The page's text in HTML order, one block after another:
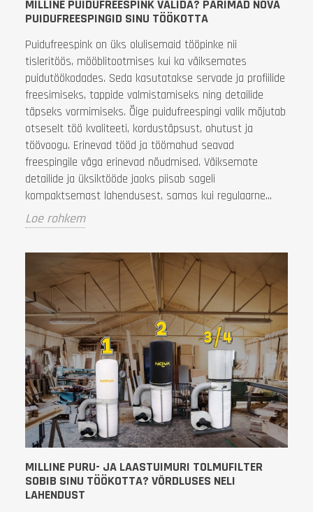
MILLINE PUIDUFREESPINK VALIDA? PARIMAD NOVA
PUIDUFREESPINGID SINU TÖÖKOTTA
Puidufreespink on üks olulisemaid tööpinke nii
tisleritöös, mööblitootmises kui ka väiksemates
puidutöökodades. Seda kasutatakse servade ja profiilide
freesimiseks, tappide valmistamiseks ning detailide
täpseks vormimiseks. Õige puidufreespingi valik mõjutab
otseselt töö kvaliteeti, kordustäpsust, ohutust ja
töövoogu. Erinevad tööd ja töömahud seavad
freespingile väga erinevad nõudmised. Väiksemate
detailide ja üksiktööde jaoks piisab sageli
kompaktsemast lahendusest, samas kui regulaarne...
Loe rohkem
MILLINE PURU- JA LAASTUIMURI TOLMUFILTER
SOBIB SINU TÖÖKOTTA? VÕRDLUSES NELI
LAHENDUST